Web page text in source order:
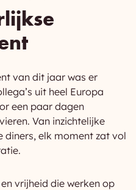
van dit jaar was er
uit heel Europa
een paar dagen
Van inzichtelijke
diners, elk moment zat vol
vrijheid die werken op